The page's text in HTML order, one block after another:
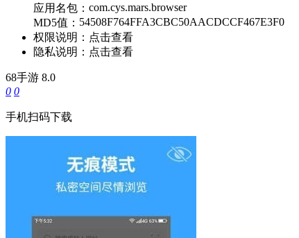
应用名包： com.cys.mars.browser
MD5值： 54508F764FFA3CBC50AACDCCF467E3F0
权限说明： 点击查看
隐私说明： 点击查看
68手游 8.0
0 0
手机扫码下载